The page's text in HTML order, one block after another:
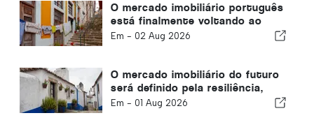
O mercado imobiliário português
está finalmente voltando ao
normal
Em - 02 Aug 2026
O mercado imobiliário do futuro
será definido pela resiliência,
não apenas pela localização
Em - 01 Aug 2026